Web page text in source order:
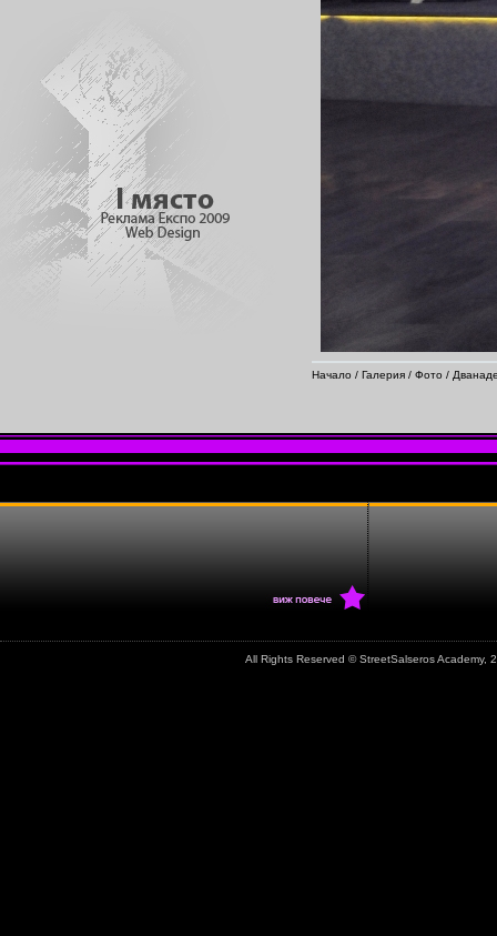
Начало / Галерия / Фото /
All Rights Reserved © StreetSalseros Academy,